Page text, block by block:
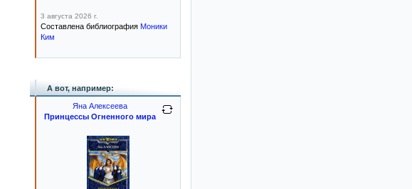
3 августа 2026 г.
Составлена библиография Моники
Ким
А вот, например:
Яна Алексеева
Принцессы Огненного мира